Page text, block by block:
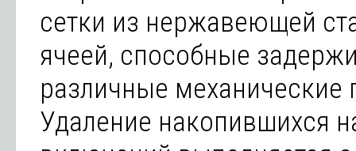
сетки из нержавеющей
ячеей, способные
различные механические
Удаление накопившихся